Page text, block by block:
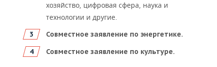
хозяйство, цифровая сфера, наука и
технологии и другие.
Совместное заявление по энергетике.
Совместное заявление по культуре.